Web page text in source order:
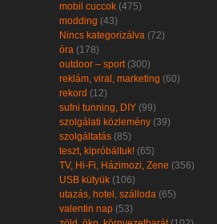
mobil cuccok (475)
modding (43)
Nincs kategorizálva (72)
óra (178)
outdoor – sport(300)
reklám, viral, marketing (60)
rekord (12)
sufni tunning, DIY (99)
szolgálati közlemény (39)
szolgáltatás (85)
teszt, kipróbáltuk! (65)
TV, Hi-Fi, Házimozi, Zene (356)
USB kütyük (106)
utazás, hotel, szálloda (65)
valentin nap (53)